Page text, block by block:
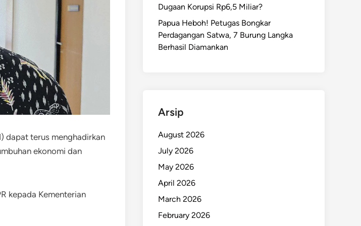
dapat terus menghadirkan
ekonomi dan
kepada Kementerian
Dugaan Korupsi Rp6,5 Miliar?
Papua Heboh! Petugas Bongkar
Perdagangan Satwa, 7 Burung Langka
Berhasil Diamankan
Arsip
August 2026
July 2026
May 2026
April 2026
March 2026
February 2026